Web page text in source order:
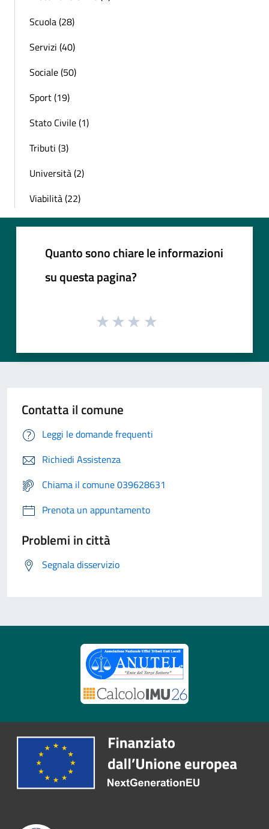
Scuola (28)
Servizi (40)
Sociale (50)
Sport (19)
Stato Civile (1)
Tributi (3)
Università (2)
Viabilità (22)
Quanto sono chiare le informazioni
su questa pagina?
Contatta il comune
Leggi le domande frequenti
Richiedi Assistenza
Chiama il comune 039628631
Prenota un appuntamento
Problemi in città
Segnala disservizio